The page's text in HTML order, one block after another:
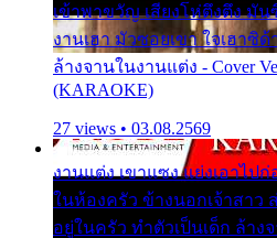
เข้าพาขวัญ เสียงโห่ตึงตึง มั
งานเฮา มัวซอยเขา ใจเฮา
ล้างจานในงานแต่ง - Cover
(KARAOKE)
27 views • 03.08.2569
งานแต่ง เขาแซง แย่งเอาไ
ในห้องครัว ข้างนอกเจ้าสาว
อยู่ในครัว ทำตัวเป็นเด็ก ล้าง